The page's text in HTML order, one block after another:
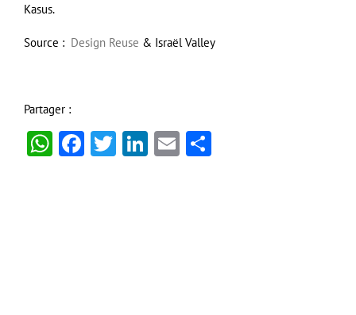
Kasus.
Source : Design Reuse & Israël Valley
Partager :
WhatsApp
Facebook
Twitter
LinkedIn
Email